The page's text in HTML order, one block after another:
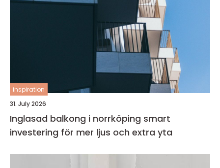
inspiration
31. July 2026
Inglasad balkong i norrköping smart
investering för mer ljus och extra yta